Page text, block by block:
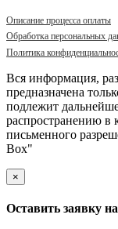
Описание процесса оплаты
Обработка персональных
Политика
Вся информация,
предназначена
подлежит
распространению в
письменного
Box"
×
Оставить заявку